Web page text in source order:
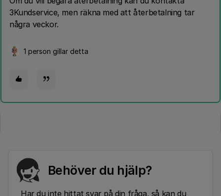
3Kundservice, men räkna med att återbetalning tar
några veckor.
1 person gillar detta
Behöver du hjälp?
Har du inte hittat svar på din fråga, så kan du